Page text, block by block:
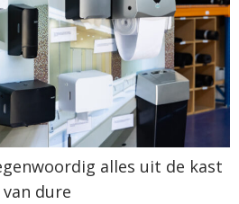
alles uit de kast
dure